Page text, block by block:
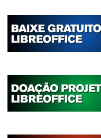
postagens